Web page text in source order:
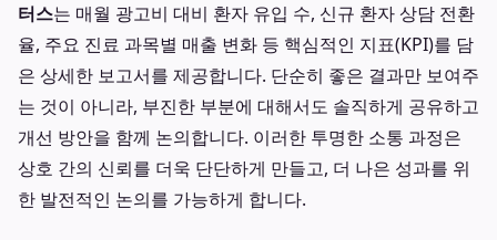
터스는 매월 광고비 대비 환자 유입 수, 신규 환자 상담 전환
율, 주요 진료 과목별 매출 변화 등 핵심적인 지표(KPI)를 담
은 상세한 보고서를 제공합니다. 단순히 좋은 결과만 보여주
는 것이 아니라, 부진한 부분에 대해서도 솔직하게 공유하고
개선 방안을 함께 논의합니다. 이러한 투명한 소통 과정은
상호 간의 신뢰를 더욱 단단하게 만들고, 더 나은 성과를 위
한 발전적인 논의를 가능하게 합니다.